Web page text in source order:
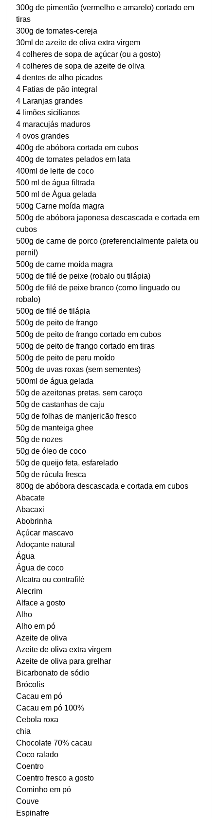
300g de pimentão (vermelho e amarelo) cortado em
tiras
300g de tomates-cereja
30ml de azeite de oliva extra virgem
4 colheres de sopa de açúcar (ou a gosto)
4 colheres de sopa de azeite de oliva
4 dentes de alho picados
4 Fatias de pão integral
4 Laranjas grandes
4 limões sicilianos
4 maracujás maduros
4 ovos grandes
400g de abóbora cortada em cubos
400g de tomates pelados em lata
400ml de leite de coco
500 ml de água filtrada
500 ml de Água gelada
500g Carne moída magra
500g de abóbora japonesa descascada e cortada em
cubos
500g de carne de porco (preferencialmente paleta ou
pernil)
500g de carne moída magra
500g de filé de peixe (robalo ou tilápia)
500g de filé de peixe branco (como linguado ou
robalo)
500g de filé de tilápia
500g de peito de frango
500g de peito de frango cortado em cubos
500g de peito de frango cortado em tiras
500g de peito de peru moído
500g de uvas roxas (sem sementes)
500ml de água gelada
50g de azeitonas pretas, sem caroço
50g de castanhas de caju
50g de folhas de manjericão fresco
50g de manteiga ghee
50g de nozes
50g de óleo de coco
50g de queijo feta, esfarelado
50g de rúcula fresca
800g de abóbora descascada e cortada em cubos
Abacate
Abacaxi
Abobrinha
Açúcar mascavo
Adoçante natural
Água
Água de coco
Alcatra ou contrafilé
Alecrim
Alface a gosto
Alho
Alho em pó
Azeite de oliva
Azeite de oliva extra virgem
Azeite de oliva para grelhar
Bicarbonato de sódio
Brócolis
Cacau em pó
Cacau em pó 100%
Cebola roxa
chia
Chocolate 70% cacau
Coco ralado
Coentro
Coentro fresco a gosto
Cominho em pó
Couve
Espinafre